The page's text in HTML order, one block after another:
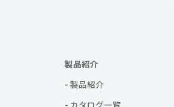
製品紹介
- 製品紹介
- カタログ一覧